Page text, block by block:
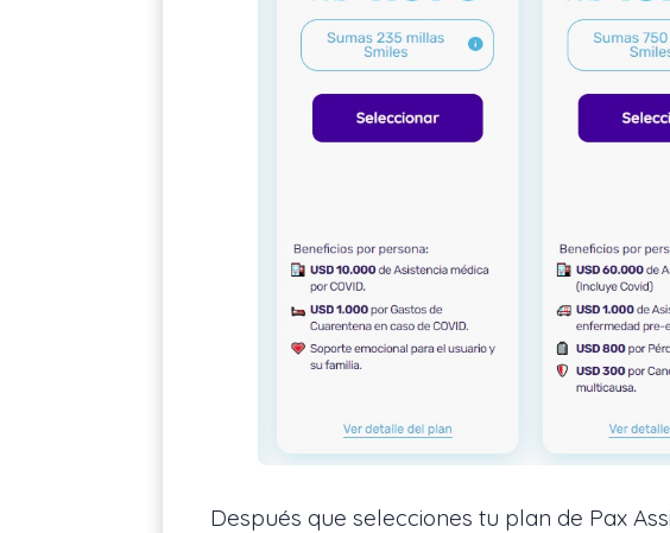
Después que selecciones tu plan de Pax